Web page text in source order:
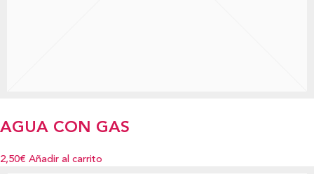
AGUA CON GAS
2,50€ Añadir al carrito